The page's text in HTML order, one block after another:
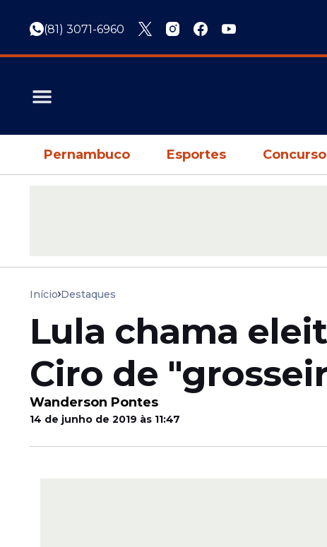
(81) 3071-6960
Pernambuco Esportes
Início Destaques
Lula chama
Ciro de
Wanderson Pontes
14 de junho de 2019 às 11:47